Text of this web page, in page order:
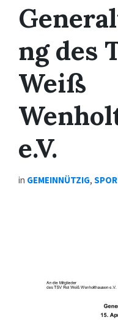
ng des
Weiß
e.V.
in GEMEINNÜTZIG,